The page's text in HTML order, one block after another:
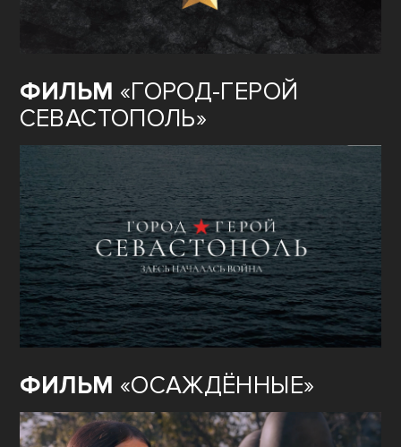
ФИЛЬМ «ГОРОД-ГЕРОЙ
СЕВАСТОПОЛЬ»
ФИЛЬМ «ОСАЖДЁННЫЕ»